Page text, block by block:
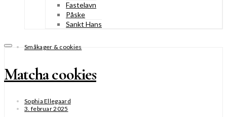
Fastelavn
Påske
Sankt Hans
Småkager & cookies
Matcha cookies
Sophia Ellegaard
3. februar 2025